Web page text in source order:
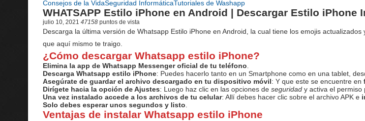
Consejos de la VidaSeguridad InformáticaTutoriales de Washapp
WHATSAPP Estilo iPhone en Android | Descargar Estilo iPhone
julio 10, 2021 47158 puntos de vista
Descarga la última versión de Whatsapp Estilo iPhone en Android, la cual tiene los emojis
que aquí mismo te traigo.
¿Cómo descargar Whatsapp estilo iPhone?
Elimina la app de Whatsapp Messenger oficial de tu teléfono
Descarga Whatsapp estilo iPhone: Puedes hacerlo tanto en un Smartphone como en una tablet,
Asegúrate de guardar el archivo descargado en tu dispositivo móvil: Y que este se encuentre en
Dirígete hacia la opción de Ajustes: Luego haz clic en las opciones de seguridad y activa el permiso
Una vez instalado accede a los archivos de tu celular: Allí debes hacer clic sobre el archivo APK e
Solo debes esperar unos segundos y listo
Ventajas de instalar Whatsapp estilo iPhone